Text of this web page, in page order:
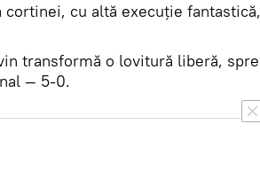
cu altă execuție fantastică,
transformă o lovitură liberă, spre
— 5-0.